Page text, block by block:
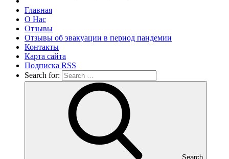
Главная
О Нас
Отзывы
Отзывы об эвакуации в период пандемии
Контакты
Карта сайта
Подписка RSS
Search for:
Search